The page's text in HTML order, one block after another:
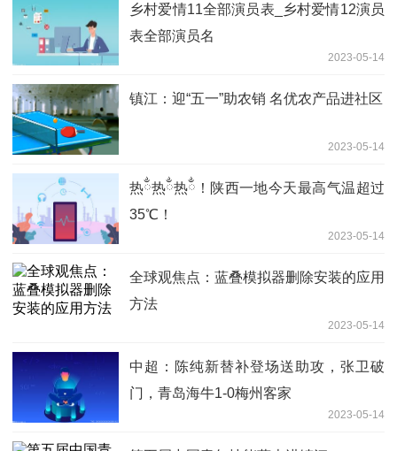
乡村爱情11全部演员表_乡村爱情12演员
表全部演员名
2023-05-14
镇江：迎“五一”助农销 名优农产品进社区
2023-05-14
热ྂ热ྂ热ྂ！陕西一地今天最高气温超过
35℃！
2023-05-14
全球观焦点：蓝叠模拟器删除安装的应用
方法
2023-05-14
中超：陈纯新替补登场送助攻，张卫破
门，青岛海牛1-0梅州客家
2023-05-14